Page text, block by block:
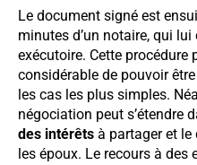
Le document signé est
minutes d’un notaire, qui
exécutoire. Cette procédure
considérable de pouvoir
les cas les plus simples.
négociation peut s’étendre
des intérêts à partager et le
les époux. Le recours à